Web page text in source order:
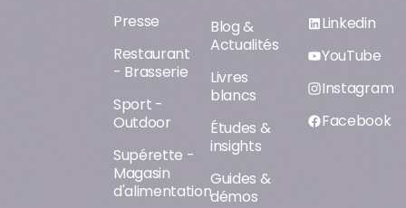
Presse
Restaurant
- Brasserie
Sport -
Outdoor
Supérette -
Magasin
d'alimentation
Blog &
Actualités
Livres
blancs
Études &
insights
Guides &
démos
Linkedin
YouTube
Instagram
Facebook